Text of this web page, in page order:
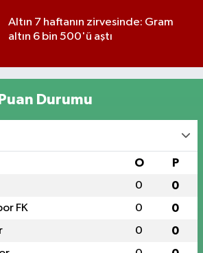
Altın 7 haftanın zirvesinde: Gram
altın 6 bin 500'ü aştı
Durumu
O P
0 0
FK 0 0
0 0